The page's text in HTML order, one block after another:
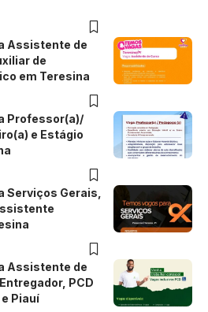
Assistente de
de
em Teresina
Professor(a)/
e Estágio
Serviços Gerais,
Assistente de
PCD
Piauí